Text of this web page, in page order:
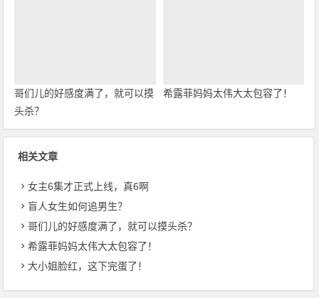
哥们儿的好感度满了，就可以摸
头杀？
希露菲妈妈太伟大太包容了！
相关文章
女主6集才正式上线，真6啊
盲人女生如何追男生？
哥们儿的好感度满了，就可以摸头杀？
希露菲妈妈太伟大太包容了！
大小姐脸红，这下完蛋了！